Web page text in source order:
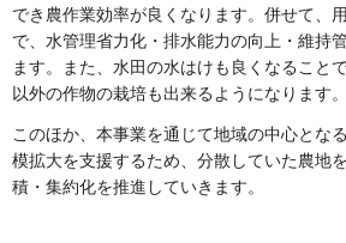
でき農作業効率が良くなります。併せて、
で、水管理省力化・排水能力の向上・維持
ます。また、水田の水はけも良くなること
以外の作物の栽培も出来るようになります。
このほか、本事業を通じて地域の中心とな
模拡大を支援するため、分散していた農地
積・集約化を推進していきます。